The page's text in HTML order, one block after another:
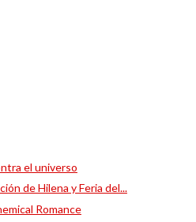
el universo
de Hilena y Feria del...
Romance